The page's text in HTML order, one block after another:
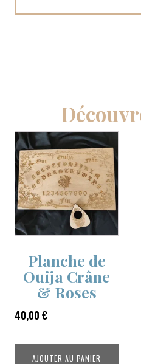
Planche de
Ouija Crâne
& Roses
40,00 €
AJOUTER AU PANIER